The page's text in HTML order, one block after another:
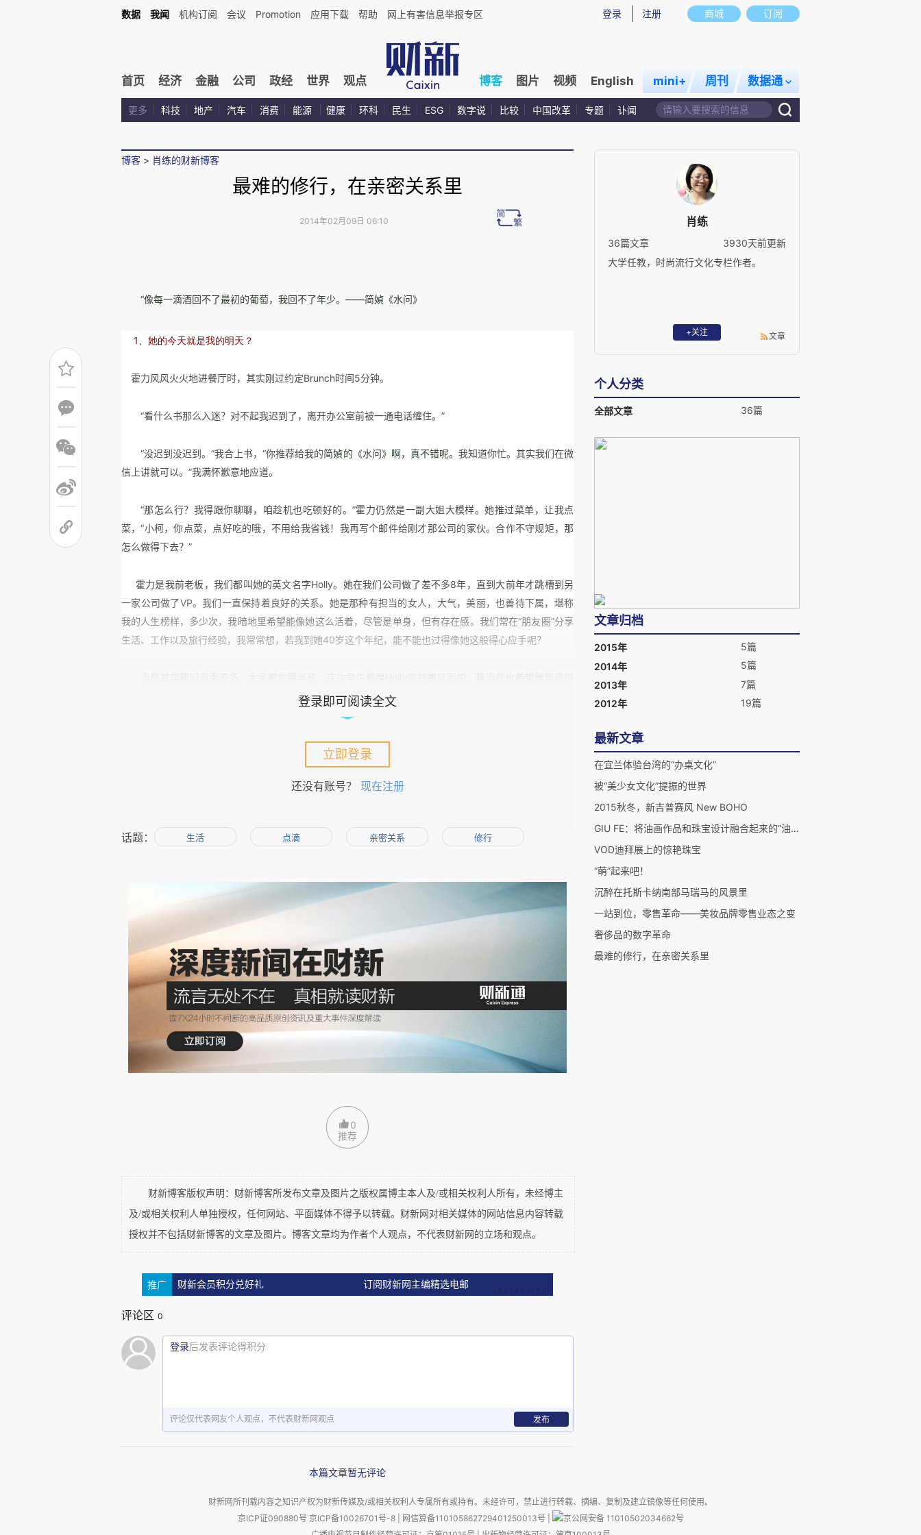
商城 订阅
登录 注册
数据 我闻 机构订阅 会议 Promotion 应用下载 帮助 网上有害信息举报专区
首页 经济 金融 公司 政经 世界 观点 博客 图片 视频 English mini+ 周刊 数据通
更多 科技 地产 汽车 消费 能源 健康 环科 民生 ESG 数字说 比较 中国改革 专题 讣闻
博客 > 肖练的财新博客
最难的修行，在亲密关系里
2014年02月09日 06:10
“像每一滴酒回不了最初的葡萄，我回不了年少。——简媜《水问》
1、她的今天就是我的明天？
霍力风风火火地进餐厅时，其实刚过约定Brunch时间5分钟。
“看什么书那么入迷？对不起我迟到了，离开办公室前被一通电话缠住。”
“没迟到没迟到。”我合上书，“你推荐给我的简媜的《水问》啊，真不错呢。 我知道你忙。其实我们在微
信上讲就可以。”我满怀歉意地应道。
“那怎么行？我得跟你聊聊，咱趁机也吃顿好的。”霍力仍然是一副大姐大模样。她推过菜单，让我点
菜，“小柯，你点菜，点好吃的哦，不用给我省钱！我再写个邮件给刚才那公司的家伙。合作不守规矩，那
怎么做得下去？”
霍力是我前老板，我们都叫她的英文名字Holly。她在我们公司做了差不多8年，直到大前年才跳槽到另
一家公司做了VP。我们一直保持着良好的关系。她是那种有担当的女人，大气，美丽，也善待下属，堪称
我的人生榜样，多少次，我暗地里希望能像她这么活着，尽管是单身，但有存在感。我们常在“朋友圈”分享
生活、工作以及旅行经验，我常常想，若我到她40岁这个年纪，能不能也过得像她这般得心应手呢？
点提点，我当下的难题是结不结婚，我觉得自己进退维谷。
们的问题存在很久，久到我一直觉得备受煎熬。现在问题的焦点不是在于
婚，在于我是不是能“守得云开见日出”跟他结婚。跟Eric的地下情持续了差不多
已婚，他也做出一副单身的样子。他很有魅力，工作有能力，生活也有情趣，
后是他妻子发现了我的存在，接着是我管不住自己，继续跟他恋爱——我相信他说的一切，因为他那么有要
求、理性的人，怎么能忍受一段无爱的婚姻呢。我并非心无旁骛，我曾被我的父母朋友骂得狗血喷头；
醒了，可是在我的生活里，Eric之外，似乎就没再出现过另一个差不多的男人。我没的选。
Eric离婚的消息，也并非是他亲口告诉我。我母亲先听说了这件事，然后回家如
释重负地告诉了我。是我后来再追问
，谁知他只是淡淡地说，是啊。我的心顿时哇凉哇凉的，因为他
并不提接下来怎么办，直到数月之后我妈问他有何打算，他才说会跟我结婚。他的表述似乎并无失礼之处，
但是在我看来，却是情势所逼，并非他的本意。
我在微信上有一搭没一搭地跟Holly讲我跟Eric。我不知道接下来该怎么办。Holly于是说，小柯，咱饭
一个，好好聊聊。
2、真的需要婚姻吗？
菜上得很快。这家西餐馆，黑松露做得不错，午餐时有价钱可以承受的套餐，我们之前做同事时，就经
“没想好。”我说。
“其实也不错。Eric算是个合格的对象。”Holly夹着意面，边看着我说。
我把Eric迟迟不把离婚的事情告诉我之事告诉Holly。我说我感到他的那种迟疑，我怕勉强之后，即便结
婚，也会不开心。“我常常在想，我们这代人，真的需要婚姻吗？”我忧心忡忡。
“我看你活得很滋润。”我也笑着说。
“那我也不希望是被结婚啊。我希望大家是你情我愿，都热切期待婚姻，那么才可能走下去。”我说。
登录即可阅读全文
立即登录
还没有账号？ 现在注册
话题： 生活 点滴 亲密关系 修行
0
推荐
财新博客版权声明：财新博客所发布文章及图片之版权属博主本人及/或相关权利人所有，未经博主
及/或相关权利人单独授权，任何网站、平面媒体不得予以转载。财新网对相关媒体的网站信息内容转载
授权并不包括财新博客的文章及图片。博客文章均为作者个人观点，不代表财新网的立场和观点。
推广 财新会员积分兑好礼 订阅财新网主编精选电邮
评论区 0
登录后发表评论得积分
评论仅代表网友个人观点，不代表财新网观点 发布
本篇文章暂无评论
肖练
36篇文章
3930天前更新
大学任教，时尚流行文化专栏作者。
+关注 文章
个人分类
全部文章 36篇
文章归档
2015年
5篇
2014年
5篇
2013年
7篇
2012年
19篇
最新文章
在宜兰体验台湾的“办桌文化”
被“美少女文化”提振的世界
2015秋冬，新吉普赛风 New BOHO
GIU FE：将油画作品和珠宝设计融合起来的“油画式珠宝”
VOD迪拜展上的惊艳珠宝
“萌”起来吧！
沉醉在托斯卡纳南部马瑞马的风景里
一站到位，零售革命——美妆品牌零售业态之变
奢侈品的数字革命
最难的修行，在亲密关系里
财新网所刊载内容之知识产权为财新传媒及/或相关权利人专属所有或持有。未经许可，禁止进行转载、摘编、复制及建立镜像等任何使用。
京ICP证090880号 京ICP备10026701号-8 网信算备110105862729401250013号
京公网安备 11010502034662号